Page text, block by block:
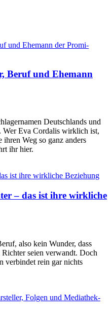
Beruf und Ehemann
Deutschlands und
Wer Eva Cordalis wirklich ist,
ihren Weg so ganz anders
ihr hier.
– das ist ihre wirkliche
also kein Wunder, dass
seien verwandt. Doch
verbindet rein gar nichts